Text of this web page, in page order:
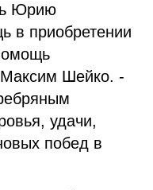
Юрию
в приобретении
Шейко. -
удачи,
побед в